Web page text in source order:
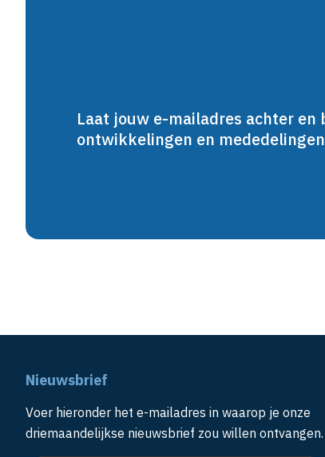
Laat jouw e-mailadres achter
ontwikkelingen en mededelingen
Nieuwsbrief
Voer hieronder het e-mailadres in waarop je onze
driemaandelijkse nieuwsbrief zou willen ontvangen.